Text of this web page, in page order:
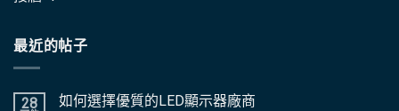
最近的帖子
28 如何選擇優質的LED顯示器廠商